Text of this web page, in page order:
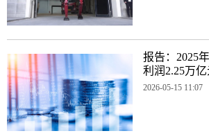
报告：2025
利润2.25万亿
2026-05-15 11:07